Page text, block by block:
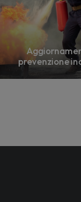
prevenzione